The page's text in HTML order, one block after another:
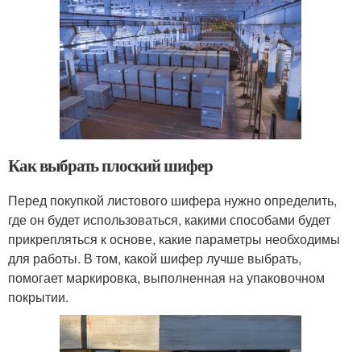
Как выбрать плоский шифер
Перед покупкой листового шифера нужно определить,
где он будет использоваться, какими способами будет
прикрепляться к основе, какие параметры необходимы
для работы. В том, какой шифер лучше выбрать,
помогает маркировка, выполненная на упаковочном
покрытии.